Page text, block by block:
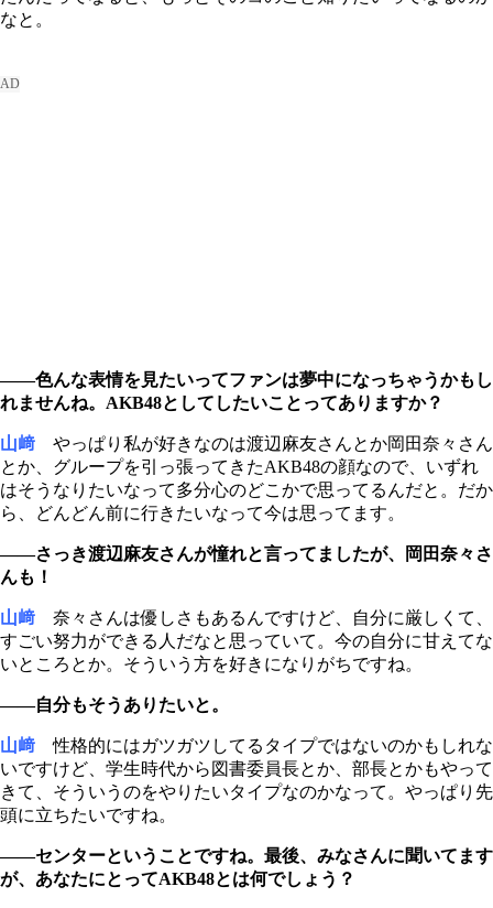
なと。
――色んな表情を見たいってファンは夢中になっちゃうかもし
れませんね。AKB48としてしたいことってありますか？
山﨑 やっぱり私が好きなのは渡辺麻友さんとか岡田奈々さん
とか、グループを引っ張ってきたAKB48の顔なので、いずれ
はそうなりたいなって多分心のどこかで思ってるんだと。だか
ら、どんどん前に行きたいなって今は思ってます。
――さっき渡辺麻友さんが憧れと言ってましたが、岡田奈々さ
んも！
山﨑 奈々さんは優しさもあるんですけど、自分に厳しくて、
すごい努力ができる人だなと思っていて。今の自分に甘えてな
いところとか。そういう方を好きになりがちですね。
――自分もそうありたいと。
山﨑 性格的にはガツガツしてるタイプではないのかもしれな
いですけど、学生時代から図書委員長とか、部長とかもやって
きて、そういうのをやりたいタイプなのかなって。やっぱり先
頭に立ちたいですね。
――センターということですね。最後、みなさんに聞いてます
が、あなたにとってAKB48とは何でしょう？